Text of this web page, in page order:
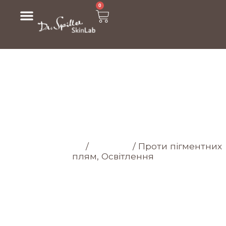
0
/ / Проти пігментних
плям, Освітлення